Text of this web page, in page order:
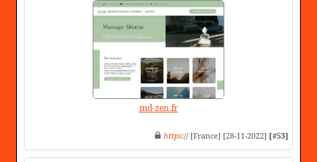
md-zen.fr
https:// [France] [28-11-2022] [#53]